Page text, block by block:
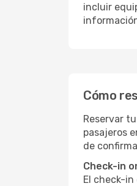
incluir
Cómo
Reservar
pasajeros
de
Check-in
El check-in